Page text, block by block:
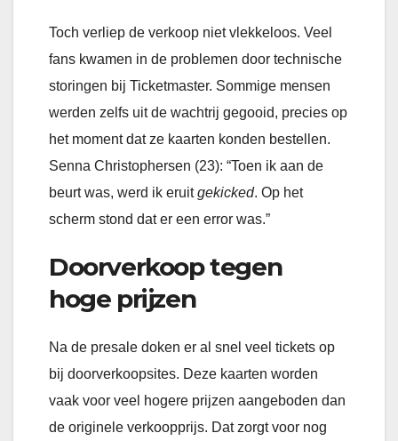
Toch verliep de verkoop niet vlekkeloos. Veel
fans kwamen in de problemen door technische
storingen bij Ticketmaster. Sommige mensen
werden zelfs uit de wachtrij gegooid, precies op
het moment dat ze kaarten konden bestellen.
Senna Christophersen (23): “Toen ik aan de
beurt was, werd ik eruitgekicked. Op het
scherm stond dat er een error was.”
Doorverkoop tegen
hoge prijzen
Na de presale doken er al snel veel tickets op
bij doorverkoopsites. Deze kaarten worden
vaak voor veel hogere prijzen aangeboden dan
de originele verkoopprijs. Dat zorgt voor nog